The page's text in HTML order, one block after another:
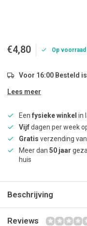
€4,80 Op
Voor 16:00 Besteld
Lees meer
Een fysieke winkel in
Vijfdagen per week
Gratis verzending
Meer dan 50 jaar
huis
Beschrijving
Reviews